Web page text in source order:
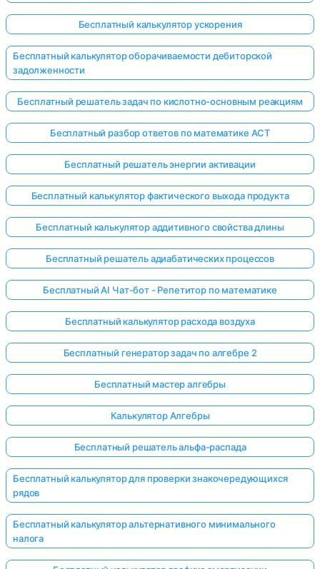
Бесплатный калькулятор ускорения
Бесплатный калькулятор оборачиваемости дебиторской
задолженности
Бесплатный решатель задач по кислотно-основным реакциям
Бесплатный разбор ответов по математике ACT
Бесплатный решатель энергии активации
Бесплатный калькулятор фактического выхода продукта
Бесплатный калькулятор аддитивного свойства длины
Бесплатный решатель адиабатических процессов
Бесплатный AI Чат-бот - Репетитор по математике
Бесплатный калькулятор расхода воздуха
Бесплатный генератор задач по алгебре 2
Бесплатный мастер алгебры
Калькулятор Алгебры
Бесплатный решатель альфа-распада
Бесплатный калькулятор для проверки знакочередующихся
рядов
Бесплатный калькулятор альтернативного минимального
налога